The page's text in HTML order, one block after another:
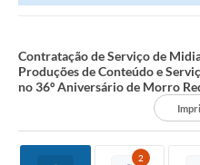
Serviços Online
Contas Públicas
Contratação de Serviço de
Produções de Conteúdo e
no 36º Aniversário de Morro
2